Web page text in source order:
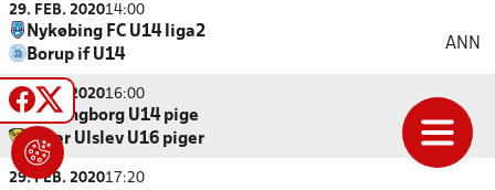
29. FEB. 202014:00
Nykøbing FC U14 liga2
Borup if U14
ANN
29. FEB. 202016:00
Vordingborg U14 pige
Øster Ulslev U16 piger
29. FEB. 202017:20